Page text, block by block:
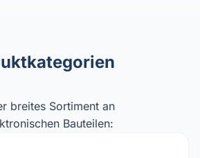
breites Sortiment an
Bauteilen: